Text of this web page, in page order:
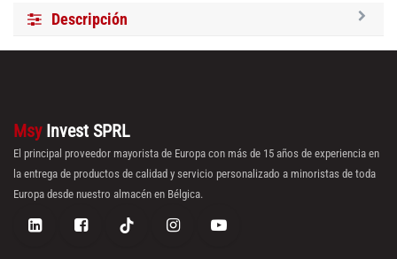
Descripción
Msy Invest SPRL
El principal proveedor mayorista de Europa con más de 15 años de experiencia en
la entrega de productos de calidad y servicio personalizado a minoristas de toda
Europa desde nuestro almacén en Bélgica.